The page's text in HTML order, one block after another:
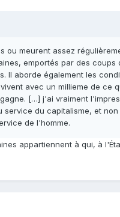
ou meurent assez
emportés par des coups
Il aborde également les
avec un millieme de ce
[…] j'ai vraiment
service du capitalisme, et non
de l'homme.
appartiennent à qui, à